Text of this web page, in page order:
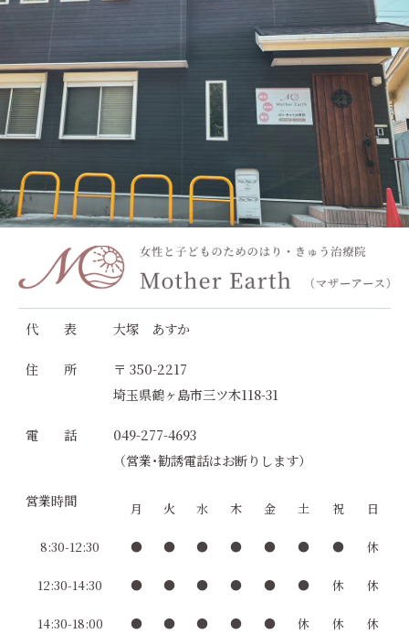
代 表 大塚 あすか
住 所
〒 350-2217
埼玉県鶴ヶ島市三ツ木118-31
電 話
049-277-4693
（営業･勧誘電話はお断りします）
営業時間 月 火 水 木 金 土 祝 日
8:30-12:30 ● ● ● ● ● ● ● 休
12:30-14:30 ● ● ● ● ● ● 休 休
14:30-18:00 ● ● ● ● ● 休 休 休